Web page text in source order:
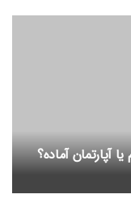
آپارتمان آماده؟